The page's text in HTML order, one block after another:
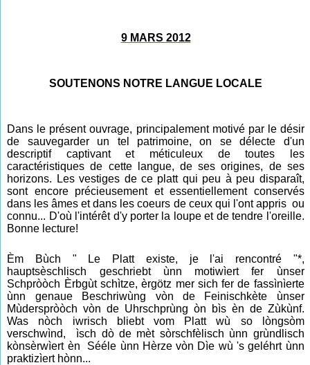
9 MARS 2012
SOUTENONS NOTRE LANGUE LOCALE
Dans le présent ouvrage, principalement motivé par le désir
de sauvegarder un tel patrimoine, on se délecte d'un
descriptif captivant et méticuleux de toutes les
caractéristiques de cette langue, de ses origines, de ses
horizons. Les vestiges de ce platt qui peu à peu disparaît,
sont encore précieusement et essentiellement conservés
dans les âmes et dans les coeurs de ceux qui l'ont appris ou
connu... D'où l'intérêt d'y porter la loupe et de tendre l'oreille.
Bonne lecture!
Èm Bùch " Le Platt existe, je l'ai rencontré "*,
hauptsèschlisch geschriebt ùnn motiwìert fer ùnser
Schpròòch Èrbgùt schìtze, èrgötz mer sich fer de fassìnìerte
ùnn genaue Beschriwùng vòn de Feinischkète ùnser
Mùderspròòch vòn de Uhrschprùng òn bìs èn de Zùkùnf.
Was nòch iwrisch bliebt vom Platt wù so lòngsòm
verschwìnd, ìsch dò de mèt sòrschfèlisch ùnn grùndlisch
kònsèrwìert èn Sééle ùnn Hèrze vòn Dìe wù 's geléhrt ùnn
praktizìert hònn...